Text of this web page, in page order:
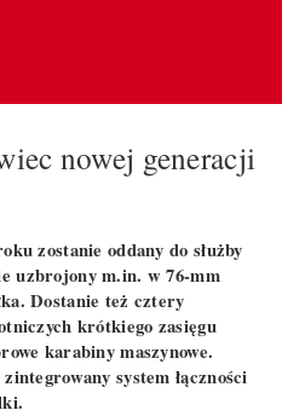
nowej generacji
zostanie oddany do służby
uzbrojony m.in. w 76-mm
Dostanie też cztery
krótkiego zasięgu
karabiny maszynowe.
system łączności